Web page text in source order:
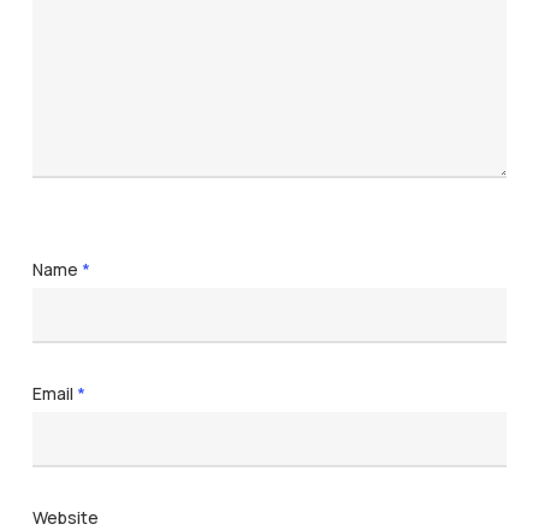
Name *
Email *
Website